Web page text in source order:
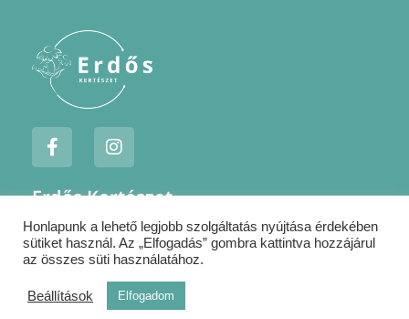
F
a
c
e
o
o
k
f
I
n
s
t
g
r
a
m
Erdős Kertészet
Jogi nyilatkozatok
Szállítás
Kapcsolat
Honlapunk a lehető legjobb szolgáltatás nyújtása érdekében
sütiket használ. Az „Elfogadás” gombra kattintva hozzájárul
az összes süti használatához.
Beállítások Elfogadom